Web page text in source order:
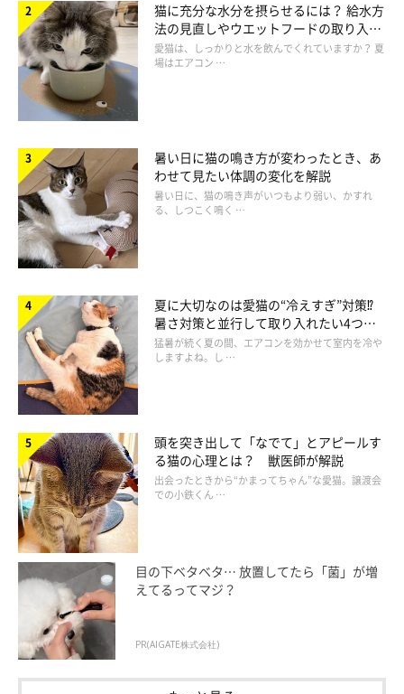
猫に充分な水分を摂らせるには？ 給水方
法の見直しやウエットフードの取り入れ
方を解説
愛猫は、しっかりと水を飲んでくれていますか？ 夏
場はエアコン …
暑い日に猫の鳴き方が変わったとき、あ
わせて見たい体調の変化を解説
暑い日に、猫の鳴き声がいつもより弱い、かすれ
る、しつこく鳴く …
夏に大切なのは愛猫の“冷えすぎ”対策⁉
暑さ対策と並行して取り入れたい4つの
工夫
猛暑が続く夏の間、エアコンを効かせて室内を冷や
しますよね。し …
頭を突き出して「なでて」とアピールす
る猫の心理とは？ 獣医師が解説
出会ったときから“かまってちゃん”な愛猫。譲渡会
での小鉄くん …
目の下ベタベタ… 放置してたら「菌」が増
えてるってマジ？
PR(AIGATE株式会社)